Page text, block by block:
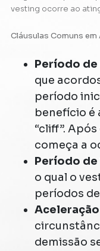
vesting ocorre ao
Cláusulas Comuns
Período
que
período
benefício é
“cliff”.
começa a
Período de
o qual o
períodos
demissão